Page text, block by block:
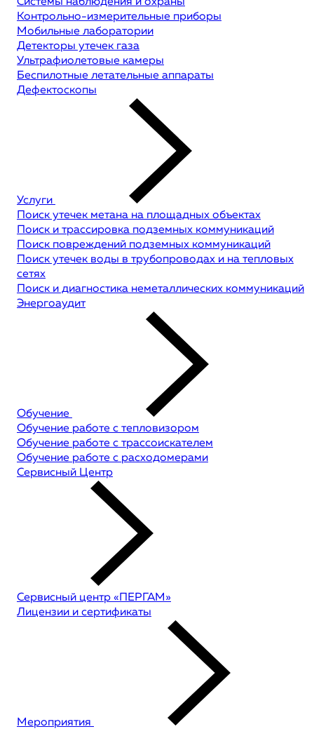
Контрольно-измерительные приборы
Мобильные лаборатории
Детекторы утечек газа
Ультрафиолетовые камеры
Беспилотные летательные аппараты
Дефектоскопы
Услуги
Поиск утечек метана на площадных объектах
Поиск и трассировка подземных коммуникаций
Поиск повреждений подземных коммуникаций
Поиск утечек воды в трубопроводах и на тепловых
сетях
Поиск и диагностика неметаллических коммуникаций
Энергоаудит
Обучение
Обучение работе с тепловизором
Обучение работе с трассоискателем
Обучение работе с расходомерами
Сервисный Центр
Сервисный центр «ПЕРГАМ»
Лицензии и сертификаты
Мероприятия